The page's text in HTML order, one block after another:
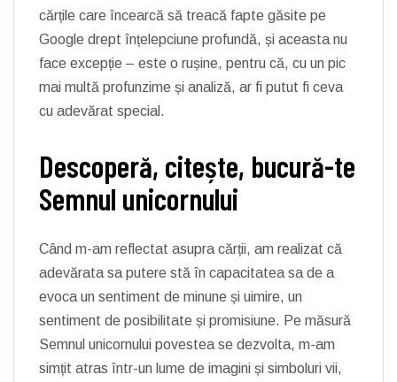
cărțile care încearcă să treacă fapte găsite pe
Google drept înțelepciune profundă, și aceasta nu
face excepție – este o rușine, pentru că, cu un pic
mai multă profunzime și analiză, ar fi putut fi ceva
cu adevărat special.
Descoperă, citește, bucură-te
Semnul unicornului
Când m-am reflectat asupra cărții, am realizat că
adevărata sa putere stă în capacitatea sa de a
evoca un sentiment de minune și uimire, un
sentiment de posibilitate și promisiune. Pe măsură
Semnul unicornului povestea se dezvolta, m-am
simțit atras într-un lume de imagini și simboluri vii,